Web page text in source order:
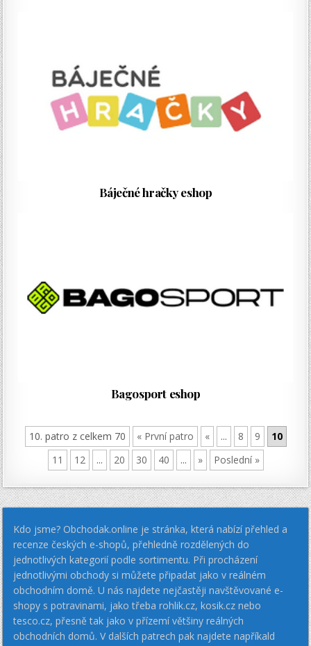
Báječné hračky eshop
Bagosport eshop
10. patro z celkem 70 « První patro « ... 8 9
10
11
12 ... 20 30 40 ... » Poslední »
Kdo jsme? Obchodak.online je stránka, která nabízí přehled a
recenze českých e-shopů, přehledně rozdělených do
jednotlivých kategorií podle sortimentu. Při procházení
jednotlivými obchody si můžete připadat jako v reálném
obchodním domě. U nás najdete nejčastěji navštěvované e-
shopy s potravinami, jako třeba rohlik.cz, kosik.cz nebo
tesco.cz, přesně tak jako v přízemí většiny reálných
obchodních domů. V dalších patrech pak najdete napříkald